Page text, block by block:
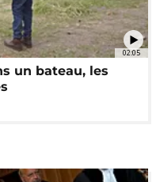
02:05
un bateau, les